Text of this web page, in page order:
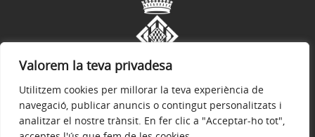
Valorem la teva privadesa
Utilitzem cookies per millorar la teva experiència de
navegació, publicar anuncis o contingut personalitzats i
analitzar el nostre trànsit. En fer clic a "Acceptar-ho tot",